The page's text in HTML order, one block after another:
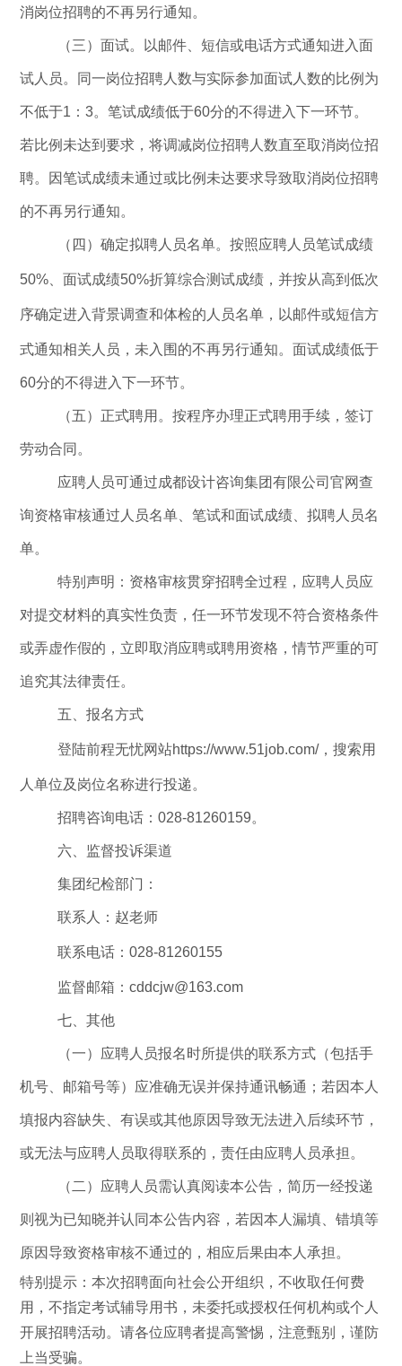
消岗位招聘的不再另行通知。
（三）面试。 以邮件、短信或电话方式通知进入面
试人员。同一岗位招聘人数与实际参加面试人数的比例为
不低于1 ：3。笔试成绩低于60分的不得进入下一环节。
若比例未达到要求，将调减岗位招聘人数直至取消岗位招
聘。因笔试成绩未通过或比例未达要求导致取消岗位招聘
的不再另行通知。
（四）确定拟聘人员名单。按照应聘人员笔试成绩
50% 、面试成绩50%折算综合测试成绩，并按从高到低次
序确定进入背景调查和体检的人员名单，以邮件或短信方
式通知相关人员， 未入围的不再另行通知。面试成绩低于
60分的不得进入下一环节。
（五）正式聘用。按程序办理正式聘用手续，签订
劳动合同。
应聘人员可通过成都设计咨询集团有限公司官网查
询资格审核通过人员名单、笔试和面试成绩、拟聘人员名
单。
特别声明： 资格审核贯穿招聘全过程，应聘人员应
对提交材料的真实性负责，任一环节发现不符合资格条件
或弄虚作假的，立即取消应聘或聘用资格，情节严重的可
追究其法律责任。
五 、报名方式
登陆前程无忧网站https://www.51job.com/，搜索用
人单位及岗位名称进行投递。
招聘咨询电话：028-81260159。
六 、监督投诉渠道
集团纪检部门：
联系人：赵老师
联系电话 ：028-81260155
监督邮箱：cddcjw@163.com
七 、其他
（一）应聘人员报名时所提供的联系方式（包括手
机号、邮箱号等）应准确无误并保持通讯畅通；若因本人
填报内容缺失、有误或其他原因导致无法进入后续环节，
或无法与应聘人员取得联系的，责任由应聘人员承担。
（二）应聘人员需认真阅读本公告，简历一经投递
则视为已知晓并认同本公告内容，若因本人漏填、错填等
原因导致资格审核不通过的，相应后果由本人承担。
特别提示：本次招聘面向社会公开组织，不收取任何费
用，不指定考试辅导用书，未委托或授权任何机构或个人
开展招聘活动。请各位应聘者提高警惕，注意甄别，谨防
上当受骗。